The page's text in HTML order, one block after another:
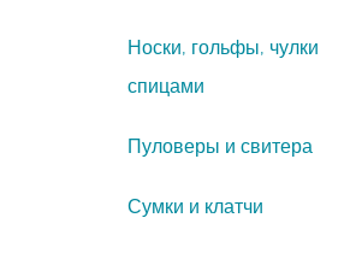
Носки, гольфы, чулки
спицами
Пуловеры и свитера
Сумки и клатчи